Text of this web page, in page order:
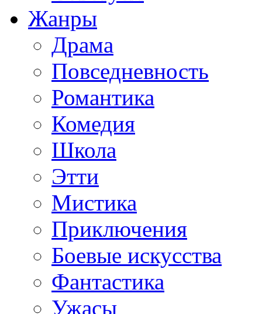
Жанры
Драма
Повседневность
Романтика
Комедия
Школа
Этти
Мистика
Приключения
Боевые искусства
Фантастика
Ужасы